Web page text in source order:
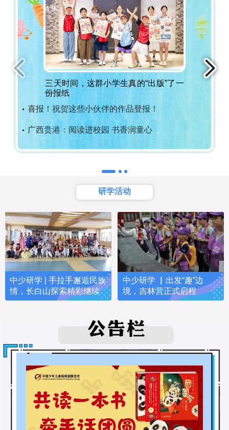
三天时间，这群小学生真的“出版”了一
份报纸
喜报！祝贺这些小伙伴的作品登报！
广西贵港：阅读进校园 书香润童心
研学活动
中少研学 | 手拉手邂逅民族
情，长白山探索精彩继续
中少研学 ▏出发“趣”边
境，吉林营正式启程